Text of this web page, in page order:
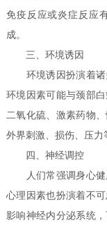
免疫反应或炎症反应
成。
三、环境诱因
环境诱因扮演着诸
环境因素可能与颈部
二氧化硫、激素药物
外界刺激、损伤、压力
四、神经调控
人们常强调身心健
心理因素也扮演着不
影响神经内分泌系统